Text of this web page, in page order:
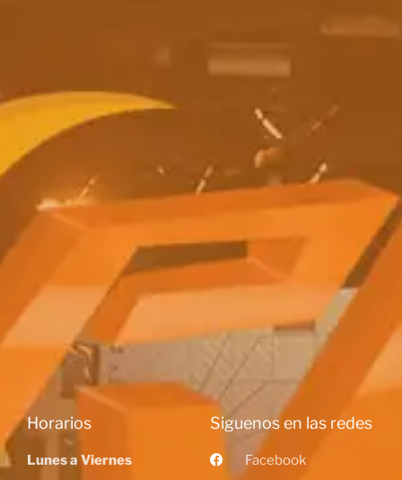
Horarios
Lunes a Viernes
Siguenos en las redes
Facebook